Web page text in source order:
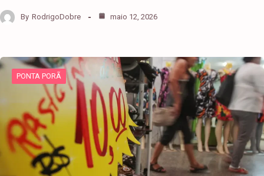
By RodrigoDobre maio 12, 2026
PONTA PORÃ